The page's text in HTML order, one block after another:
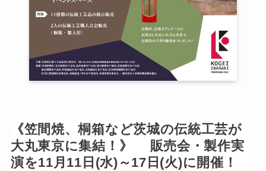
《笠間焼、桐箱など茨城の伝統工芸が
大丸東京に集結！》 販売会・製作実
演を11月11日(水)～17日(火)に開催！